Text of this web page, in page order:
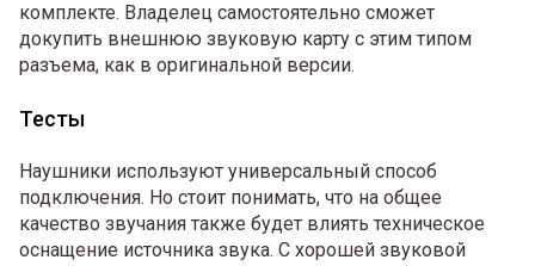
комплекте. Владелец самостоятельно сможет
докупить внешнюю звуковую карту с этим типом
разъема, как в оригинальной версии.
Тесты
Наушники используют универсальный способ
подключения. Но стоит понимать, что на общее
качество звучания также будет влиять техническое
оснащение источника звука. С хорошей звуковой